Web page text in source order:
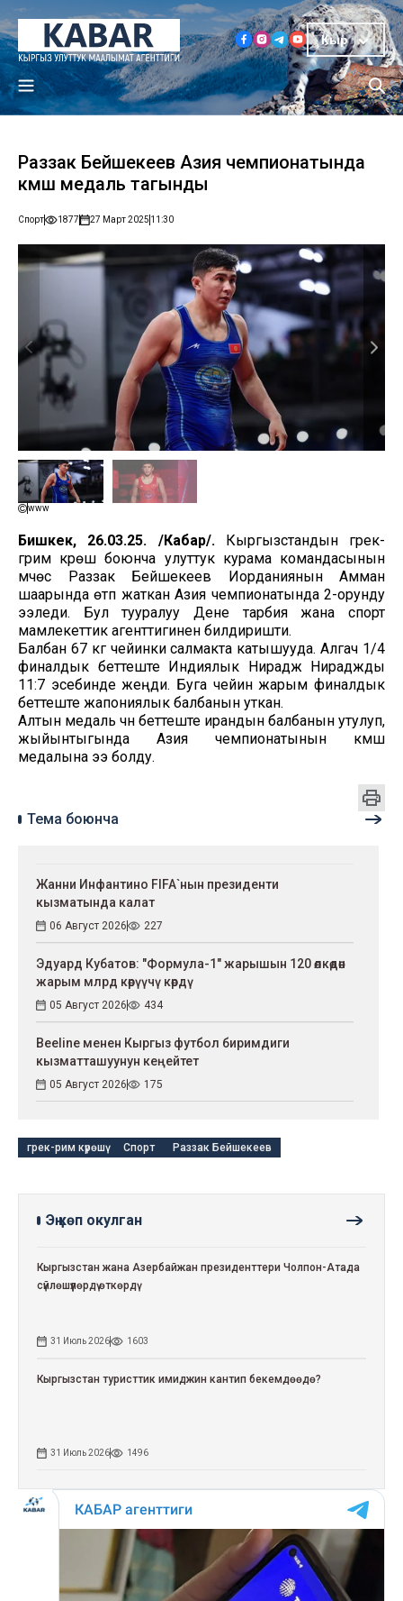
Кыр
Раззак Бейшекеев Азия чемпионатында
күмүш медаль тагынды
Спорт 1877 27 Март 2025 11:30
www
Бишкек, 26.03.25. /Кабар/.Кыргызстандын грек-
грим күрөшү боюнча улуттук курама командасынын
мүчөсү Раззак Бейшекеев Иорданиянын Амман
шаарында өтүп жаткан Азия чемпионатында 2-орунду
ээледи. Бул тууралуу Дене тарбия жана спорт
мамлекеттик агенттигинен билдиришти.
Балбан 67 кг чейинки салмакта катышууда. Алгач 1/4
финалдык беттеште Индиялык Нирадж Нираджды
11:7 эсебинде жеңди. Буга чейин жарым финалдык
беттеште жапониялык балбанын уткан.
Алтын медаль үчүн беттеште ирандын балбанын утулуп,
жыйынтыгында Азия чемпионатынын күмүш
медалына ээ болду.
Тема боюнча
Жанни Инфантино FIFA`нын президенти
кызматында калат
06 Август 2026 227
Эдуард Кубатов: "Формула-1" жарышын 120 өлкөдөн
жарым млрд көрүүчү көрдү
05 Август 2026 434
Beeline менен Кыргыз футбол биримдиги
кызматташуунун кеңейтет
05 Август 2026 175
грек-рим күрөшү Спорт Раззак Бейшекеев
Эң көп окулган
Кыргызстан жана Азербайжан президенттери Чолпон-Атада
сүйлөшүүлөрдү өткөрдү
31 Июль 2026 1603
Кыргызстан туристтик имиджин кантип бекемдөөдө?
31 Июль 2026 1496